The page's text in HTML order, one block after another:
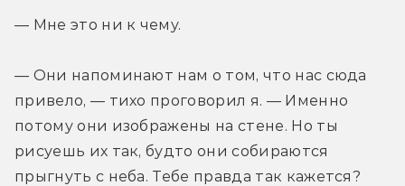
— Мне это ни к чему.
— Они напоминают нам о том, что нас сюда
привело, — тихо проговорил я. — Именно
потому они изображены на стене. Но ты
рисуешь их так, будто они собираются
прыгнуть с неба. Тебе правда так кажется?